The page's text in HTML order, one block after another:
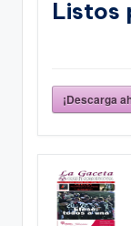
Listos
¡Descarga